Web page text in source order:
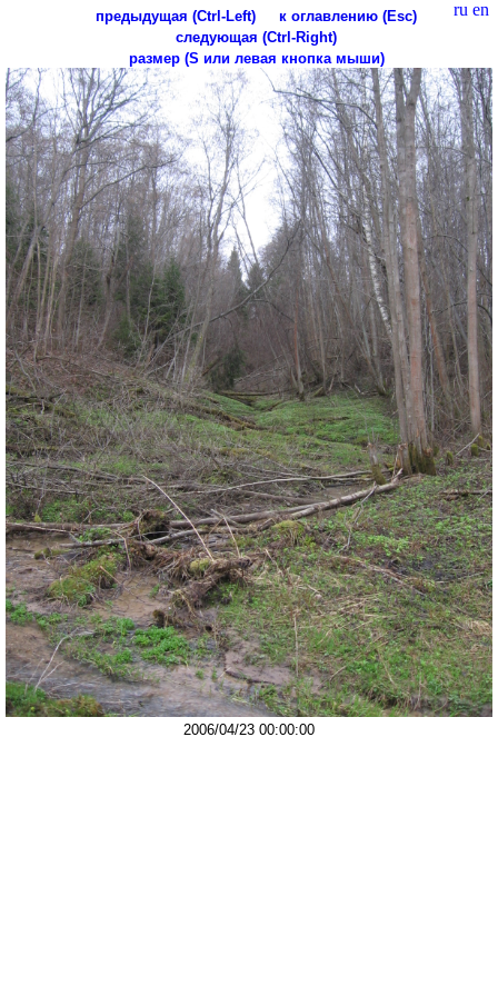
ru en
предыдущая (Ctrl-Left)
к оглавлению (Esc)
следующая (Ctrl-Right)
размер (S или левая кнопка мыши)
2006/04/23 00:00:00